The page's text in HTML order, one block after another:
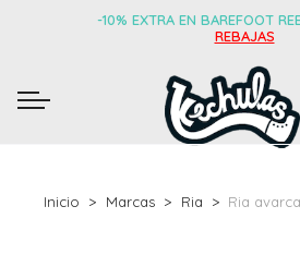
-10% EXTRA EN BAREFOOT
REBAJAS
Inicio Marcas Ria Ria